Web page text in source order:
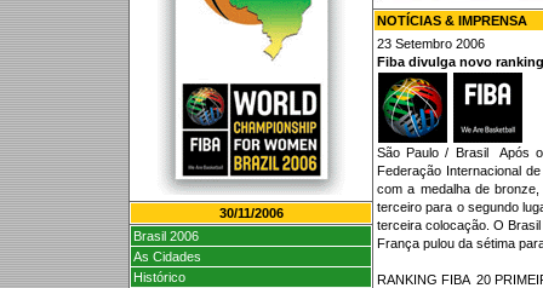
30/11/2006
Brasil 2006
As Cidades
Histórico
NOTÍCIAS & IMPRENSA
23 Setembro 2006
Fiba divulga novo
São Paulo / Brasil  Após
Federação Internacional
com a medalha de
terceiro para o segundo
terceira colocação. O
França pulou da sétima
RANKING FIBA  20